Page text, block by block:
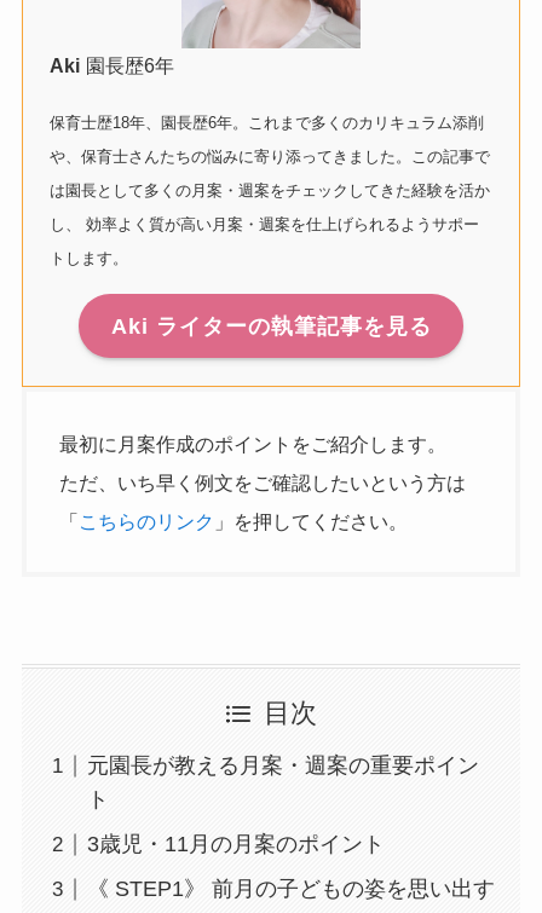
Aki 園長歴6年
保育士歴18年、園長歴6年。これまで多くのカリキュラム添削
や、保育士さんたちの悩みに寄り添ってきました。この記事で
は園長として多くの月案・週案をチェックしてきた経験を活か
し、 効率よく質が高い月案・週案を仕上げられるようサポー
トします。
Aki ライターの執筆記事を見る
最初に月案作成のポイントをご紹介します。
ただ、いち早く例文をご確認したいという方は
「 こちらのリンク 」を押してください。
目次
元園長が教える月案・週案の重要ポイン
ト
3歳児・11月の月案のポイント
《 STEP1》 前月の子どもの姿を思い出す